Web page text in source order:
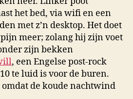
het bed, via wifi en een
met z’n desktop. Het doet
meer; zolang hij zijn voet
zijn bekken
, een Engelse post-rock
te luid is voor de buren.
de koude nachtwind